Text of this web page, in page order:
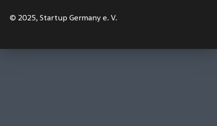
© 2025,Startup Germany e. V.